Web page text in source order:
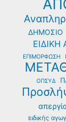
ΔΗΜΟΣΙΟ
ΕΙΔΙΚΗ
ΕΠΙΜΟΡΦΩΣΗ
ΟΠΣΥΔ
ειδικής